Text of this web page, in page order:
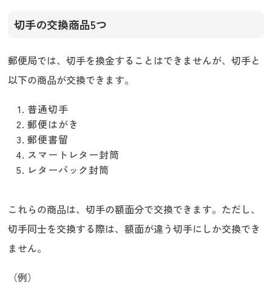
切手の交換商品5つ
郵便局では、切手を換金することはできませんが、切手と
以下の商品が交換できます。
普通切手
郵便はがき
郵便書留
スマートレター封筒
レターパック封筒
これらの商品は、切手の額面分で交換できます。ただし、
切手同士を交換する際は、額面が違う切手にしか交換でき
ません。
（例）